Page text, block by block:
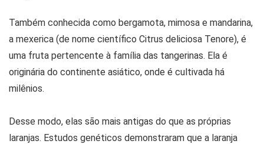
Também conhecida como bergamota, mimosa e mandarina,
a mexerica (de nome científico Citrus deliciosa Tenore), é
uma fruta pertencente à família das tangerinas. Ela é
originária do continente asiático, onde é cultivada há
milênios.
Desse modo, elas são mais antigas do que as próprias
laranjas. Estudos genéticos demonstraram que a laranja